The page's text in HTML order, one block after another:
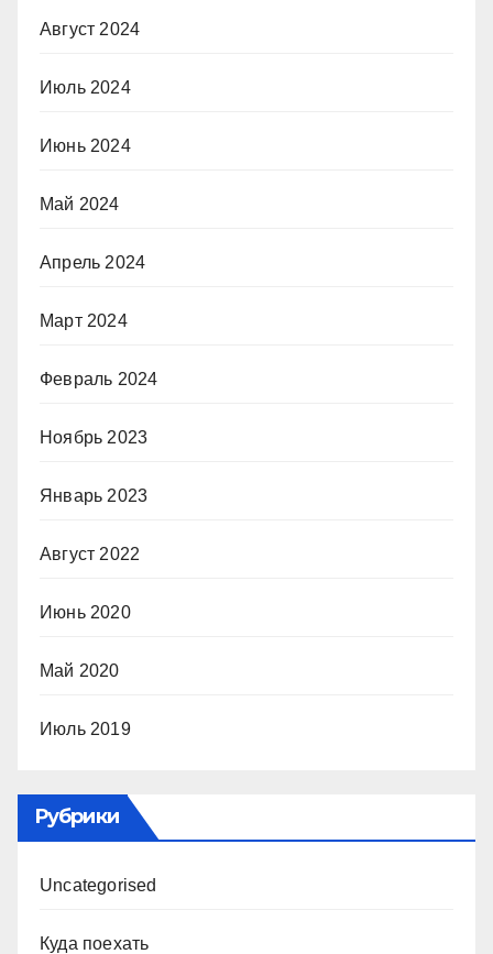
Август 2024
Июль 2024
Июнь 2024
Май 2024
Апрель 2024
Март 2024
Февраль 2024
Ноябрь 2023
Январь 2023
Август 2022
Июнь 2020
Май 2020
Июль 2019
Рубрики
Uncategorised
Куда поехать